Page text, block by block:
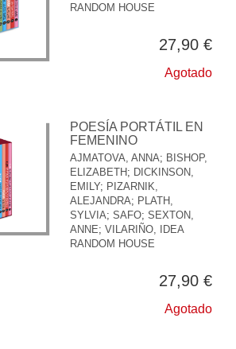
RANDOM HOUSE
27,90 €
Agotado
POESÍA PORTÁTIL EN
FEMENINO
AJMATOVA, ANNA; BISHOP,
ELIZABETH ; DICKINSON,
EMILY; PIZARNIK,
ALEJANDRA; PLATH,
SYLVIA; SAFO; SEXTON,
ANNE; VILARIÑO, IDEA
RANDOM HOUSE
27,90 €
Agotado